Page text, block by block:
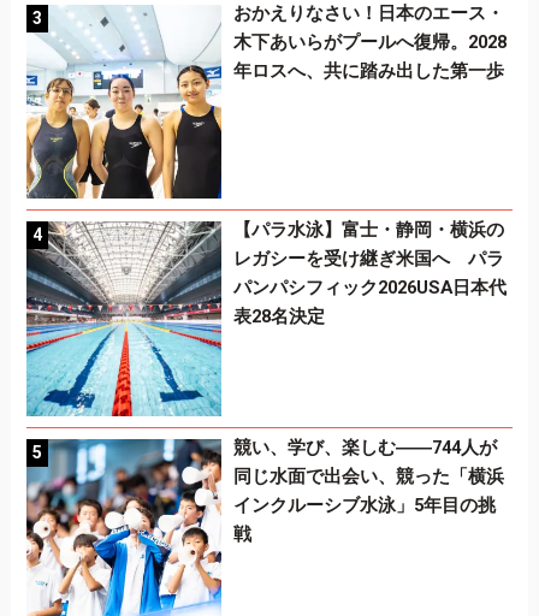
おかえりなさい！日本のエース・
木下あいらがプールへ復帰。2028
年ロスへ、共に踏み出した第一歩
【パラ水泳】富士・静岡・横浜の
レガシーを受け継ぎ米国へ パラ
パンパシフィック2026USA日本代
表28名決定
競い、学び、楽しむ――744人が
同じ水面で出会い、競った「横浜
インクルーシブ水泳」5年目の挑
戦